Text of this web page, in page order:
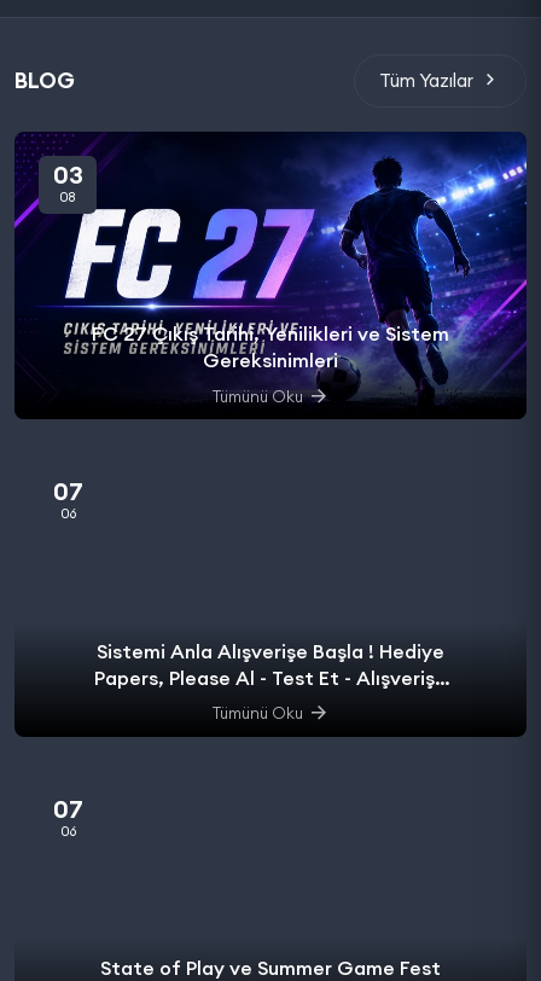
BLOG Tüm Yazılar
03
08
FC 27 Çıkış Tarihi, Yenilikleri ve Sistem
Gereksinimleri
Tümünü Oku
07
06
Sistemi Anla Alışverişe Başla ! Hediye
Papers, Please Al - Test Et - Alışverişe
başla.
Tümünü Oku
07
06
State of Play ve Summer Game Fest